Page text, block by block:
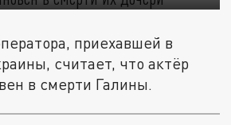
приехавшей в
считает, что актёр
в смерти Галины.